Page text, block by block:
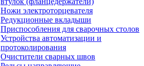
Ножи электроторцевателя
Редукционные вкладыши
Приспособления для сварочных столов
Устройства автоматизации и
протоколирования
Очистители сварных швов